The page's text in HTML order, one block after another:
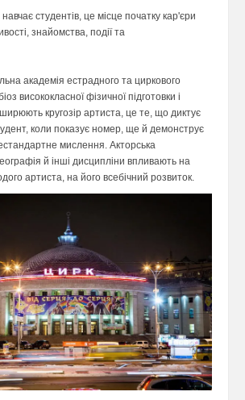
студентів, це місце початку кар'єри
знайомства, події та
академія естрадного та циркового
висококласної фізичної підготовки і
кругозір артиста, це те, що диктує
коли показує номер, ще й демонструє
мислення. Акторська
й інші дисципліни впливають на
артиста, на його всебічний розвиток.